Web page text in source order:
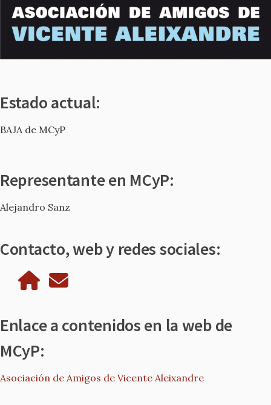
Estado actual:
BAJA de MCyP
Representante en MCyP:
Alejandro Sanz
Contacto, web y redes sociales:
Enlace a contenidos en la web de
MCyP:
Asociación de Amigos de Vicente Aleixandre